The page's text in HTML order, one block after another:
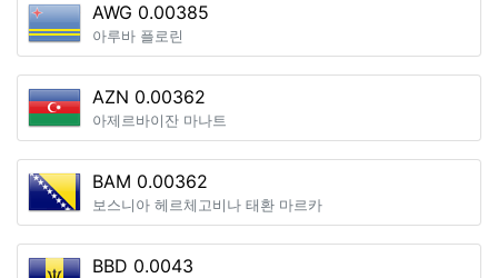
AWG 0.00385
아루바 플로린
AZN 0.00362
아제르바이잔 마나트
BAM 0.00362
보스니아 헤르체고비나 태환 마르카
BBD 0.0043